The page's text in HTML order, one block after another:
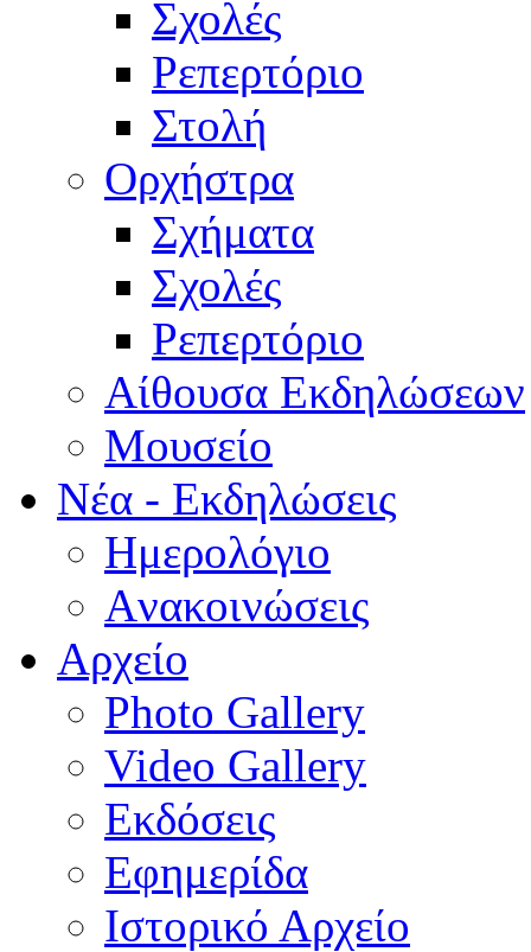
Σχολές
Ρεπερτόριο
Στολή
Ορχήστρα
Σχήματα
Σχολές
Ρεπερτόριο
Aίθουσα Εκδηλώσεων
Μουσείο
Νέα - Εκδηλώσεις
Ημερολόγιο
Aνακοινώσεις
Αρχείο
Photo Gallery
Video Gallery
Εκδόσεις
Εφημερίδα
Ιστορικό Αρχείο